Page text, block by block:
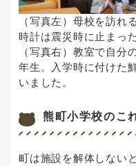
（写真左）母校を訪れ
時計は震災時に止まっ
（写真右）教室で自分
年生。入学時に付けた
いました。
熊町小学校のこ
町は施設を解体しない